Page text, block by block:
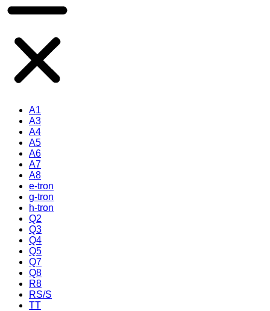
A1
A3
A4
A5
A6
A7
A8
e-tron
g-tron
h-tron
Q2
Q3
Q4
Q5
Q7
Q8
R8
RS/S
TT